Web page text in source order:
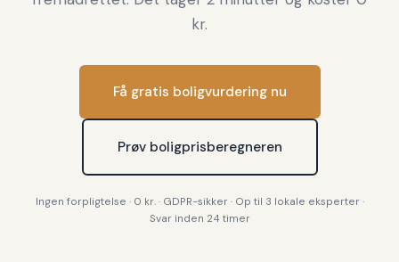
kr.
Få gratis boligvurdering nu
Prøv boligprisberegneren
Ingen forpligtelse · 0 kr. · GDPR-sikker · Op til 3 lokale eksperter ·
Svar inden 24 timer